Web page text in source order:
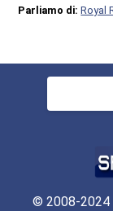
Parliamo di:Royal
© 2008-2024